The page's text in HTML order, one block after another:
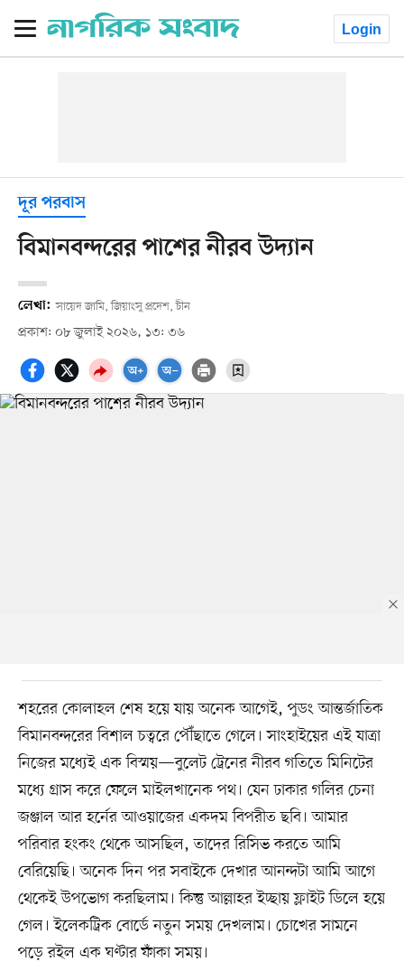
Login
দূর পরবাস
বিমানবন্দরের পাশের নীরব উদ্যান
লেখা: সায়েদ জামি, জিয়াংসু প্রদেশ, চীন
প্রকাশ: ০৮ জুলাই ২০২৬, ১৩: ৩৬
শহরের কোলাহল শেষ হয়ে যায় অনেক আগেই, পুডং আন্তর্জাতিক
বিমানবন্দরের বিশাল চত্বরে পৌঁছাতে গেলে। সাংহাইয়ের এই যাত্রা
নিজের মধ্যেই এক বিস্ময়—বুলেট ট্রেনের নীরব গতিতে মিনিটের
মধ্যে গ্রাস করে ফেলে মাইলখানেক পথ। যেন ঢাকার গলির চেনা
জঞ্জাল আর হর্নের আওয়াজের একদম বিপরীত ছবি। আমার
পরিবার হংকং থেকে আসছিল, তাদের রিসিভ করতে আমি
বেরিয়েছি। অনেক দিন পর সবাইকে দেখার আনন্দটা আমি আগে
থেকেই উপভোগ করছিলাম। কিন্তু আল্লাহর ইচ্ছায় ফ্লাইট ডিলে হয়ে
গেল। ইলেকট্রিক বোর্ডে নতুন সময় দেখলাম। চোখের সামনে
পড়ে রইল এক ঘণ্টার ফাঁকা সময়।